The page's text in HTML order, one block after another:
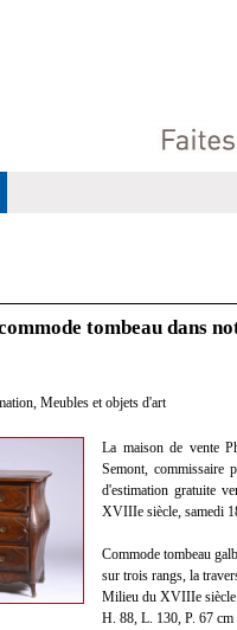
tombeau dans
, Meubles et objets d'art
La maison de vente
Semont, commissaire
d'estimation gratuite
XVIIIe siècle, samedi
Commode tombeau
sur trois rangs, la
Milieu du XVIIIe siècle
H. 88, L. 130, P. 67 cm